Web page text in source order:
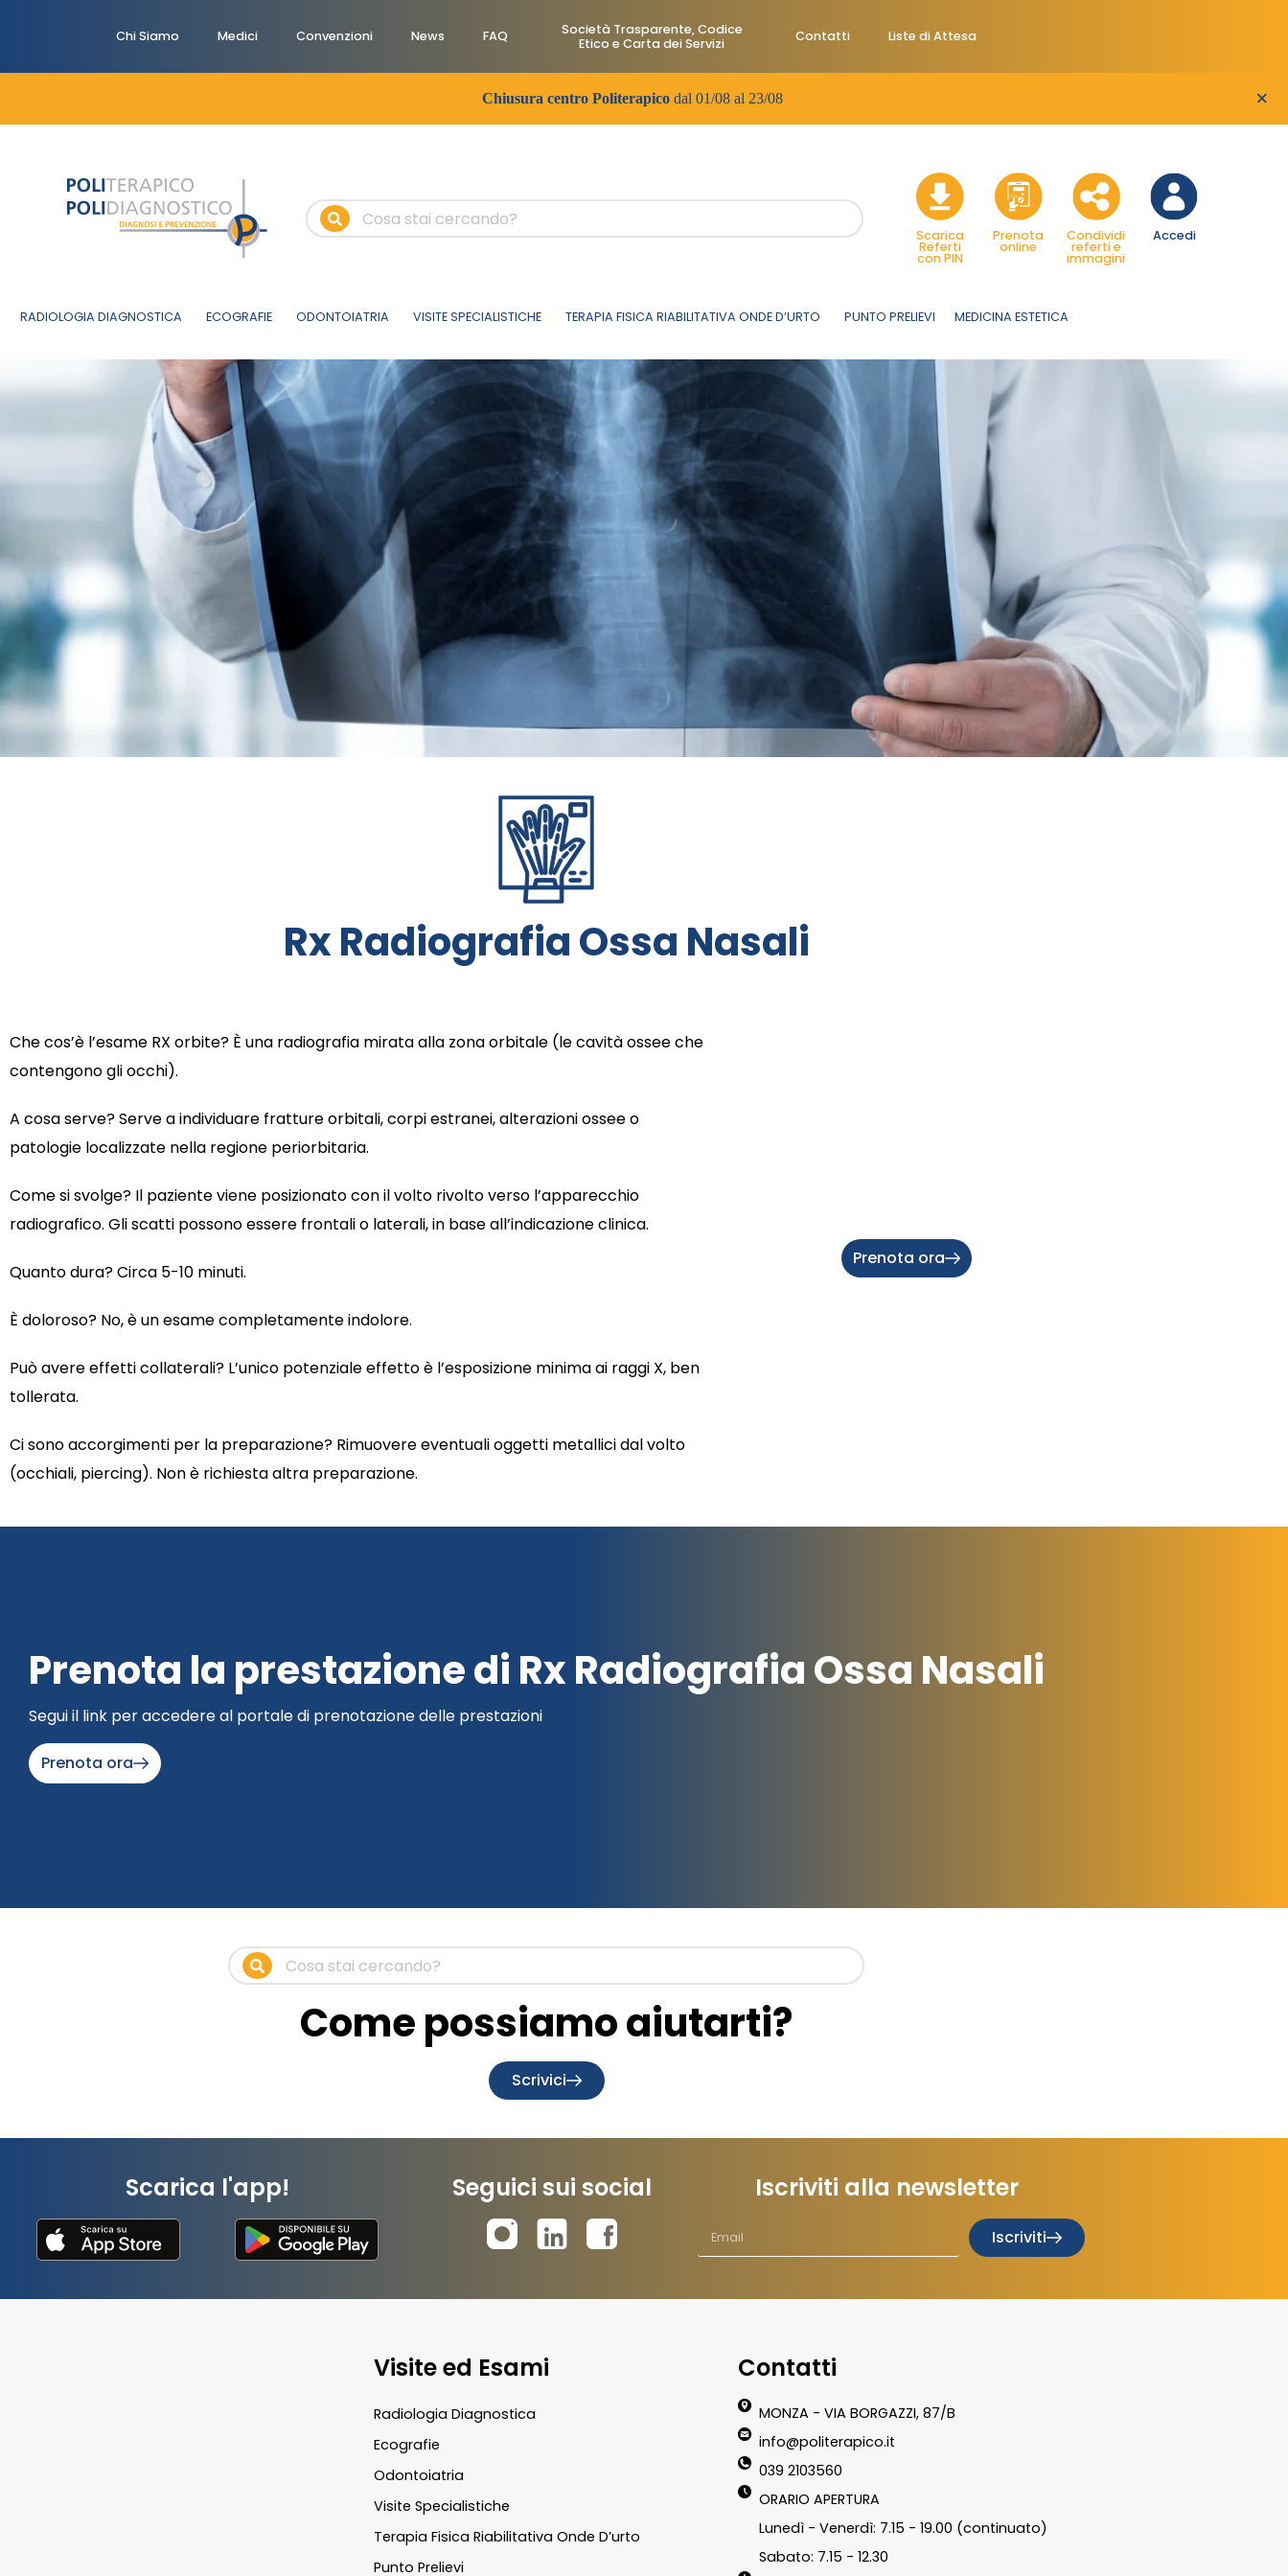
Chi Siamo Medici Convenzioni News FAQ
Società Trasparente, Codice
Etico e Carta dei Servizi
Contatti Liste di Attesa
Chiusura centro Politerapicodal 01/08 al 23/08 ×
Scarica
Referti
con PIN
Prenota
online
Condividi
referti e
immagini
Accedi
RADIOLOGIA DIAGNOSTICA ECOGRAFIE ODONTOIATRIA VISITE SPECIALISTICHE TERAPIA FISICA RIABILITATIVA ONDE D’URTO PUNTO PRELIEVI MEDICINA ESTETICA
Rx Radiografia Ossa Nasali
Che cos’è l’esame RX orbite? È una radiografia mirata alla zona orbitale (le cavità ossee che
contengono gli occhi).
A cosa serve? Serve a individuare fratture orbitali, corpi estranei, alterazioni ossee o
patologie localizzate nella regione periorbitaria.
Come si svolge? Il paziente viene posizionato con il volto rivolto verso l’apparecchio
radiografico. Gli scatti possono essere frontali o laterali, in base all’indicazione clinica.
Quanto dura? Circa 5-10 minuti.
È doloroso? No, è un esame completamente indolore.
Può avere effetti collaterali? L’unico potenziale effetto è l’esposizione minima ai raggi X, ben
tollerata.
Ci sono accorgimenti per la preparazione? Rimuovere eventuali oggetti metallici dal volto
(occhiali, piercing). Non è richiesta altra preparazione.
Prenota ora
Prenota la prestazione di Rx Radiografia Ossa Nasali
Segui il link per accedere al portale di prenotazione delle prestazioni
Prenota ora
Come possiamo aiutarti?
Scrivici
Scarica l'app! Seguici sui social Iscriviti alla newsletter
Iscriviti
Visite ed Esami
Radiologia Diagnostica
Ecografie
Odontoiatria
Visite Specialistiche
Terapia Fisica Riabilitativa Onde D’urto
Punto Prelievi
Contatti
MONZA - VIA BORGAZZI, 87/B
info@politerapico.it
039 2103560
ORARIO APERTURA
Lunedì - Venerdì: 7.15 - 19.00 (continuato)
Sabato: 7.15 - 12.30